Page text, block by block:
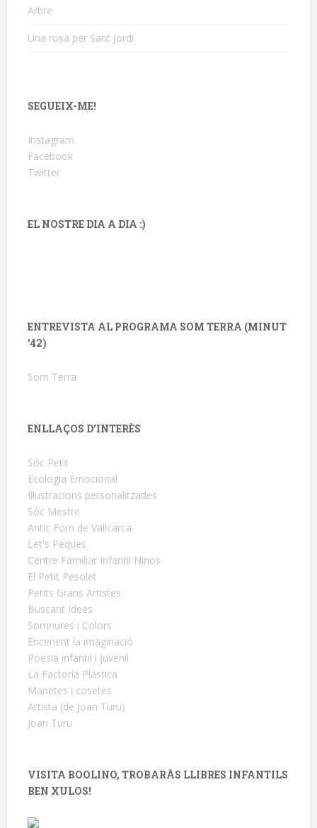
Arbre
Una rosa per Sant Jordi
SEGUEIX-ME!
Instagram
Facebook
Twitter
EL NOSTRE DIA A DIA :)
ENTREVISTA AL PROGRAMA SOM TERRA (MINUT
’42)
Som Terra
ENLLAÇOS D’INTERÈS
Sóc Petit
Ecologia Emocional
Il·lustracions personalitzades
Sóc Mestre
Antic Forn de Vallcarca
Let's Peques
Centre Familiar Infantil Ninos
El Petit Pesolet
Petits Grans Artistes
Buscant Idees
Somriures i Colors
Encenent la imaginació
Poesia infantil i juvenil
La Factoría Plástica
Manetes i cosetes
Artista (de Joan Turu)
Joan Turu
VISITA BOOLINO, TROBARÀS LLIBRES INFANTILS
BEN XULOS!